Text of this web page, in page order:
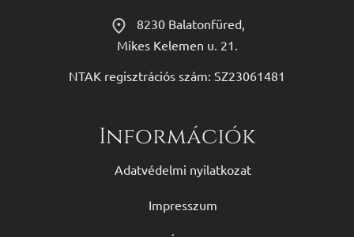
8230 Balatonfüred,
Mikes Kelemen u. 21.
NTAK regisztrációs szám: SZ23061481
Információk
Adatvédelmi nyilatkozat
Impresszum